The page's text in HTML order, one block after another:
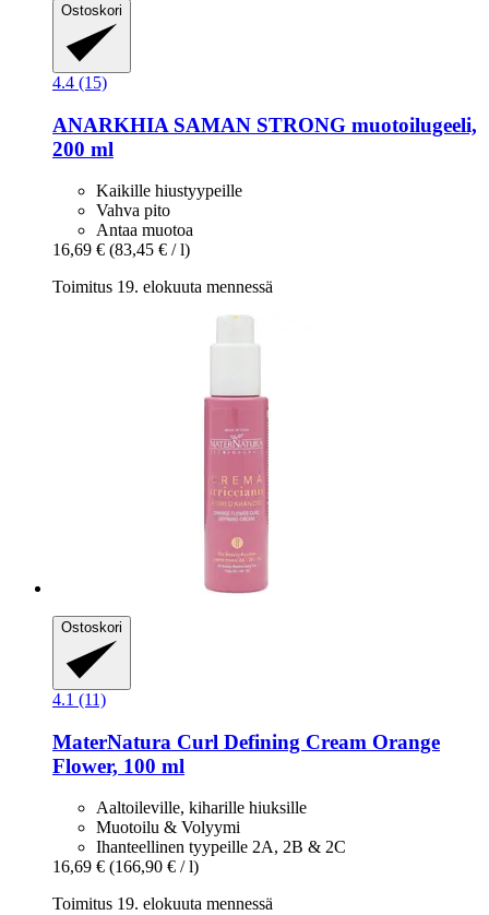
Ostoskori
4.4 (15)
ANARKHIA SAMAN STRONG muotoilugeeli,
200 ml
Kaikille hiustyypeille
Vahva pito
Antaa muotoa
16,69 € (83,45 € / l)
Toimitus 19. elokuuta mennessä
Ostoskori
4.1 (11)
MaterNatura Curl Defining Cream Orange
Flower, 100 ml
Aaltoileville, kiharille hiuksille
Muotoilu & Volyymi
Ihanteellinen tyypeille 2A, 2B & 2C
16,69 € (166,90 € / l)
Toimitus 19. elokuuta mennessä